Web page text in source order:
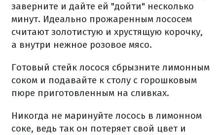
заверните и дайте ей "дойти" несколько
минут. Идеально прожаренным лососем
считают золотистую и хрустящую корочку,
а внутри нежное розовое мясо.
Готовый стейк лосося сбрызните лимонным
соком и подавайте к столу с горошковым
пюре приготовленным на сливках.
Никогда не маринуйте лосось в лимонном
соке, ведь так он потеряет свой цвет и